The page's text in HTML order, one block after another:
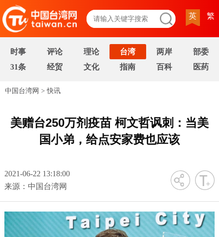
英 繁
时事 评论 理论 台湾 两岸
部委
31条
经贸 文化 指南 百科 医药
中国台湾网 >快讯
美赠台250万剂疫苗 柯文哲讽刺：当美
国小弟，给点安家费也应该
2021-06-22 13:18:00
来源：中国台湾网
字号